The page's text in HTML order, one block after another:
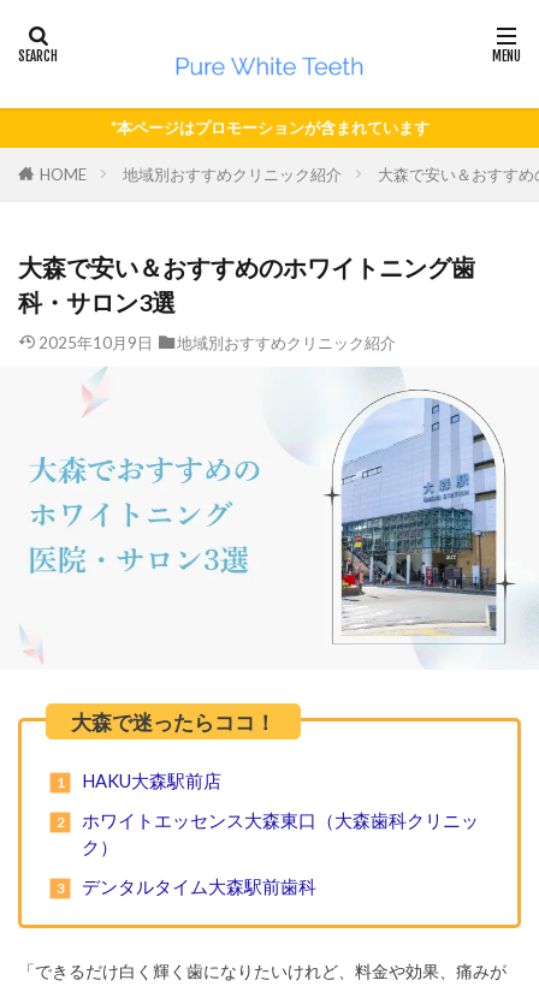
*本ページはプロモーションが含まれています
HOME 地域別おすすめクリニック紹介 大森で安い＆おすす
大森で安い＆おすすめのホワイトニング歯
科・サロン3選
2025年10月9日 地域別おすすめクリニック紹介
HAKU大森駅前店
ホワイトエッセンス大森東口（大森歯科クリニッ
ク）
デンタルタイム大森駅前歯科
「できるだけ白く輝く歯になりたいけれど、料金や効果、痛みが